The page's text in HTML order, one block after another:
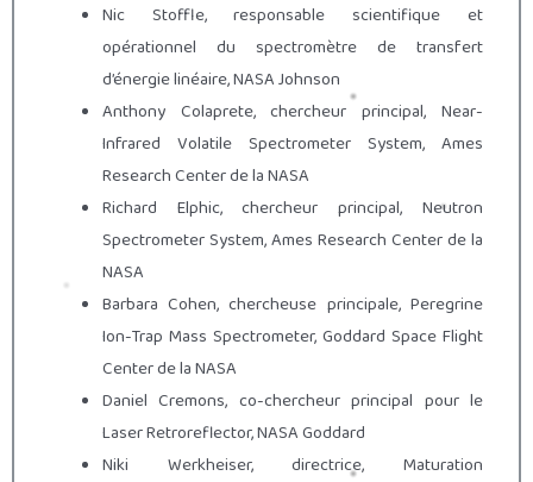
Nic Stoffle, responsable scientifique et
opérationnel du spectromètre de transfert
d’énergie linéaire, NASA Johnson
Anthony Colaprete, chercheur principal, Near-
Infrared Volatile Spectrometer System, Ames
Research Center de la NASA
Richard Elphic, chercheur principal, Neutron
Spectrometer System, Ames Research Center de la
NASA
Barbara Cohen, chercheuse principale, Peregrine
Ion-Trap Mass Spectrometer, Goddard Space Flight
Center de la NASA
Daniel Cremons, co-chercheur principal pour le
Laser Retroreflector, NASA Goddard
Niki Werkheiser, directrice, Maturation